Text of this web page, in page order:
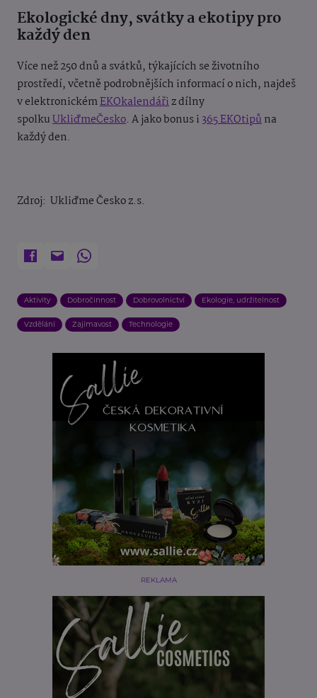
Ekologické dny, svátky a ekotipy pro
každý den
Více než 250 dnů a svátků, týkajících se životního
prostředí, včetně podrobnějších informací o nich, najdeš
v elektronickémEKOkalendářiz dílny
spolkuUkliďmeČesko. A jako bonus i365 EKOtipůna
každý den.
Zdroj: Ukliďme Česko z.s.
Aktivity Dobročinnost Dobrovolnictví Ekologie, udržitelnost
Vzdělání Zajímavost Technologie
REKLAMA